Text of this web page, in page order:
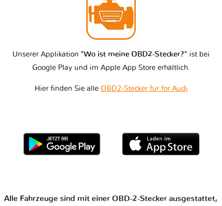
Unserer Applikation "Wo ist meine OBD2-Stecker?" ist bei
Google Play und im Apple App Store erhältlich.
Hier finden Sie alle OBD2-Stecker für for Audi
Alle Fahrzeuge sind mit einer OBD-2-Stecker ausgestattet,